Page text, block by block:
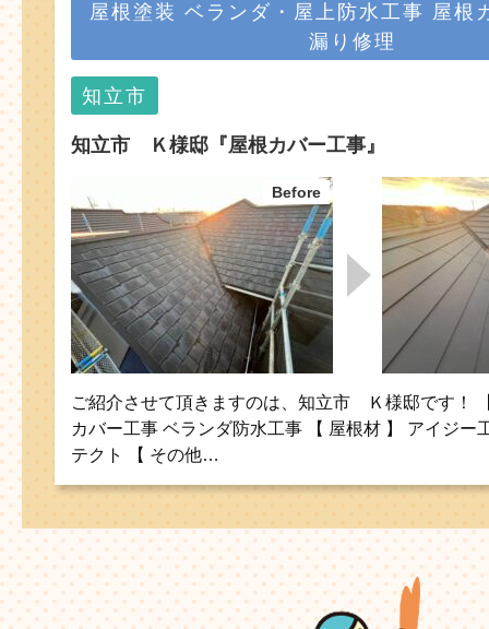
屋根塗装 ベランダ・屋上防水工事 屋根
漏り修理
知立市
知立市 Ｋ様邸『屋根カバー工事』
ご紹介させて頂きますのは、知立市 Ｋ様邸です！
カバー工事 ベランダ防水工事 【 屋根材 】 アイジ
テクト 【 その他…